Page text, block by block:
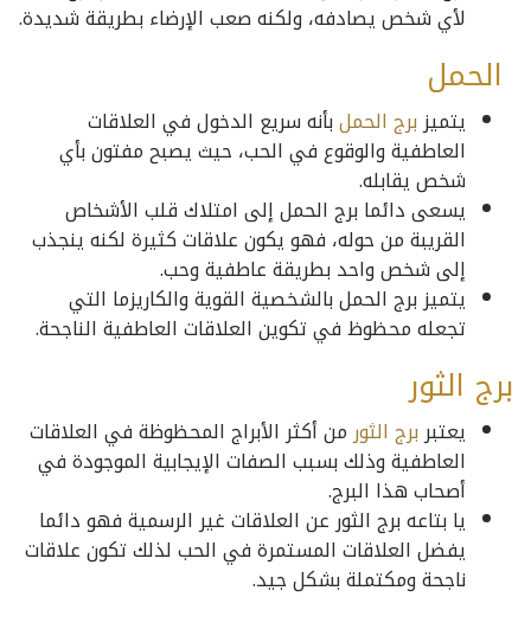
لأي شخص يصادفه، ولكنه صعب الإرضاء بطريقة شديدة.
الحمل
يتميزبرج الحملبأنه سريع الدخول في العلاقات
العاطفية والوقوع في الحب، حيث يصبح مفتون بأي
شخص يقابله.
يسعى دائما برج الحمل إلى امتلاك قلب الأشخاص
القريبة من حوله، فهو يكون علاقات كثيرة لكنه ينجذب
إلى شخص واحد بطريقة عاطفية وحب.
يتميز برج الحمل بالشخصية القوية والكاريزما التي
تجعله محظوظ في تكوين العلاقات العاطفية الناجحة.
برج الثور
يعتبربرج الثورمن أكثر الأبراج المحظوظة في العلاقات
العاطفية وذلك بسبب الصفات الإيجابية الموجودة في
أصحاب هذا البرج.
يا بتاعه برج الثور عن العلاقات غير الرسمية فهو دائما
يفضل العلاقات المستمرة في الحب لذلك تكون علاقات
ناجحة ومكتملة بشكل جيد.